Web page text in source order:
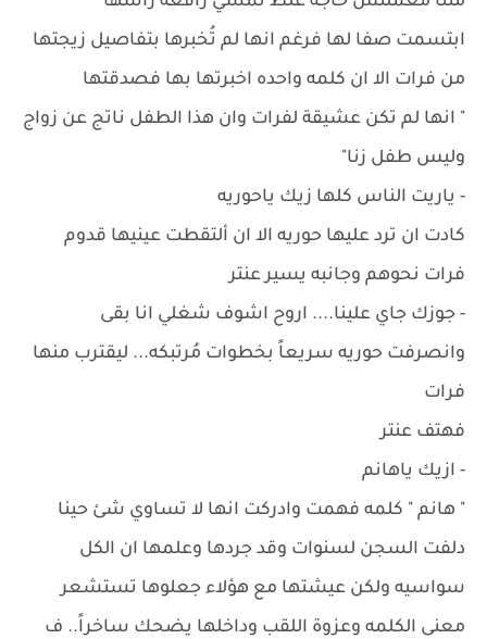
ابتسمت صفا لها فرغم انها لم تُخبرها بتفاصيل زيجتها
من فرات الا ان كلمه واحده اخبرتها بها فصدقتها
" انها لم تكن عشيقة لفرات وان هذا الطفل ناتج عن زواج
وليس طفل زنا"
- ياريت الناس كلها زيك ياحوريه
كادت ان ترد عليها حوريه الا ان ألتقطت عينيها قدوم
فرات نحوهم وجانبه يسير عنتر
- جوزك جاي علينا.... اروح اشوف شغلي انا بقى
وانصرفت حوريه سريعاً بخطوات مُرتبكه... ليقترب منها
فرات
فهتف عنتر
- ازيك ياهانم
" هانم " كلمه فهمت وادركت انها لا تساوي شئ حينا
دلفت السجن لسنوات وقد جردها وعلمها ان الكل
سواسيه ولكن عيشتها مع هؤلاء جعلوها تستشعر
معنى الكلمه وعزوة اللقب وداخلها يضحك ساخراً.. ف